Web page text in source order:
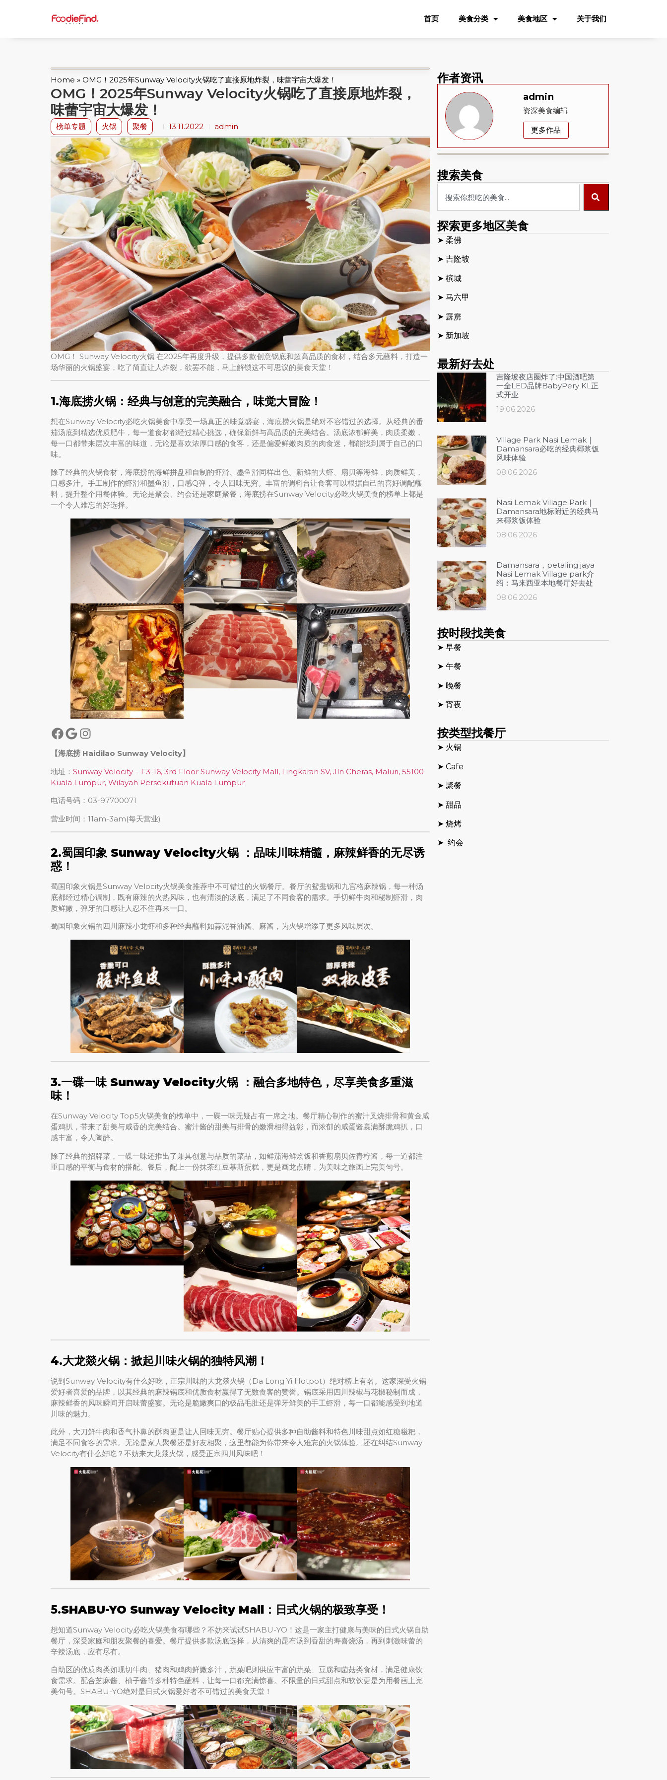
首页 美食分类 美食地区 关于我们
Home » OMG！2025年Sunway Velocity火锅吃了直接原地炸裂，味蕾宇宙大爆发！
OMG！2025年Sunway Velocity火锅吃了直接原地炸裂，
味蕾宇宙大爆发！
榜单专题 火锅 聚餐 13.11.2022 admin
OMG！ Sunway Velocity火锅 在2025年再度升级，提供多款创意锅底和超高品质的食材，结合多元蘸料，打造一
场华丽的火锅盛宴，吃了简直让人炸裂，欲罢不能，马上解锁这不可思议的美食天堂！
1.海底捞火锅：经典与创意的完美融合，味觉大冒险！
想在Sunway Velocity必吃火锅美食中享受一场真正的味觉盛宴，海底捞火锅是绝对不容错过的选择。从经典的番
茄汤底到精选优质肥牛，每一道食材都经过精心挑选，确保新鲜与高品质的完美结合。汤底浓郁鲜美，肉质柔嫩，
每一口都带来层次丰富的味道，无论是喜欢浓厚口感的食客，还是偏爱鲜嫩肉质的肉食迷，都能找到属于自己的口
味。
除了经典的火锅食材，海底捞的海鲜拼盘和自制的虾滑、墨鱼滑同样出色。新鲜的大虾、扇贝等海鲜，肉质鲜美，
口感多汁。手工制作的虾滑和墨鱼滑，口感Q弹，令人回味无穷。丰富的调料台让食客可以根据自己的喜好调配蘸
料，提升整个用餐体验。无论是聚会、约会还是家庭聚餐，海底捞在Sunway Velocity必吃火锅美食的榜单上都是
一个令人难忘的好选择。
【海底捞 Haidilao Sunway Velocity】
地址： Sunway Velocity – F3-16, 3rd Floor Sunway Velocity Mall, Lingkaran SV, Jln Cheras, Maluri, 55100
Kuala Lumpur, Wilayah Persekutuan Kuala Lumpur
电话号码：03-97700071
营业时间：11am-3am(每天营业)
2.蜀国印象 Sunway Velocity火锅
：品味川味精髓，麻辣鲜香的无尽诱
惑！
蜀国印象火锅是Sunway Velocity火锅美食推荐中不可错过的火锅餐厅。餐厅的鸳鸯锅和九宫格麻辣锅，每一种汤
底都经过精心调制，既有麻辣的火热风味，也有清淡的汤底，满足了不同食客的需求。手切鲜牛肉和秘制虾滑，肉
质鲜嫩，弹牙的口感让人忍不住再来一口。
蜀国印象火锅的四川麻辣小龙虾和多种经典蘸料如蒜泥香油酱、麻酱，为火锅增添了更多风味层次。
3.一碟一味 Sunway Velocity火锅
：融合多地特色，尽享美食多重滋
味！
在Sunway Velocity Top5火锅美食的榜单中，一碟一味无疑占有一席之地。餐厅精心制作的蜜汁叉烧排骨和黄金咸
蛋鸡扒，带来了甜美与咸香的完美结合。蜜汁酱的甜美与排骨的嫩滑相得益彰，而浓郁的咸蛋酱裹满酥脆鸡扒，口
感丰富，令人陶醉。
除了经典的招牌菜，一碟一味还推出了兼具创意与品质的菜品，如鲜茄海鲜烩饭和香煎扇贝佐青柠酱，每一道都注
重口感的平衡与食材的搭配。餐后，配上一份抹茶红豆慕斯蛋糕，更是画龙点睛，为美味之旅画上完美句号。
4.大龙燚火锅：掀起川味火锅的独特风潮！
说到Sunway Velocity有什么好吃，正宗川味的大龙燚火锅（Da Long Yi Hotpot）绝对榜上有名。这家深受火锅
爱好者喜爱的品牌，以其经典的麻辣锅底和优质食材赢得了无数食客的赞誉。锅底采用四川辣椒与花椒秘制而成，
麻辣鲜香的风味瞬间开启味蕾盛宴。无论是脆嫩爽口的极品毛肚还是弹牙鲜美的手工虾滑，每一口都能感受到地道
川味的魅力。
此外，大刀鲜牛肉和香气扑鼻的酥肉更是让人回味无穷。餐厅贴心提供多种自助酱料和特色川味甜点如红糖糍粑，
满足不同食客的需求。无论是家人聚餐还是好友相聚，这里都能为你带来令人难忘的火锅体验。还在纠结Sunway
Velocity有什么好吃？不妨来大龙燚火锅，感受正宗四川风味吧！
5.SHABU-YO Sunway Velocity Mall：日式火锅的极致享受！
想知道Sunway Velocity必吃火锅美食有哪些？不妨来试试SHABU-YO！这是一家主打健康与美味的日式火锅自助
餐厅，深受家庭和朋友聚餐的喜爱。餐厅提供多款汤底选择，从清爽的昆布汤到香甜的寿喜烧汤，再到刺激味蕾的
辛辣汤底，应有尽有。
自助区的优质肉类如现切牛肉、猪肉和鸡肉鲜嫩多汁，蔬菜吧则供应丰富的蔬菜、豆腐和菌菇类食材，满足健康饮
食需求。配合芝麻酱、柚子酱等多种特色蘸料，让每一口都充满惊喜。不限量的日式甜点和软饮更是为用餐画上完
美句号。SHABU-YO绝对是日式火锅爱好者不可错过的美食天堂！
作者资讯
admin
资深美食编辑
更多作品
搜索美食
探索更多地区美食
最新好去处
吉隆坡夜店圈炸了:中国酒吧第
一全LED品牌BabyPery KL正
式开业
19.06.2026
Village Park Nasi Lemak｜
Damansara必吃的经典椰浆饭
风味体验
08.06.2026
Nasi Lemak Village Park｜
Damansara地标附近的经典马
来椰浆饭体验
08.06.2026
Damansara，petaling jaya
Nasi Lemak Village park介
绍：马来西亚本地餐厅好去处
08.06.2026
按时段找美食
➤ 早餐
➤ 午餐
➤ 晚餐
➤ 宵夜
按类型找餐厅
➤ 柔佛
➤ 吉隆坡
➤ 槟城
➤ 马六甲
➤ 霹雳
➤ 新加坡
➤ 火锅
➤ Cafe
➤ 聚餐
➤ 甜品
➤ 烧烤
➤ 约会